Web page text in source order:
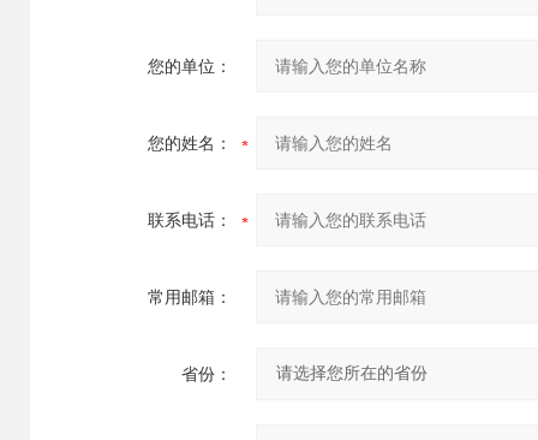
您的单位：
您的姓名：
联系电话：
常用邮箱：
省份：